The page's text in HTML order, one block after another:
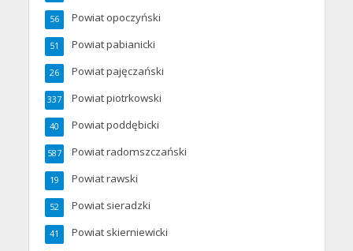
Powiat opoczyński
56
Powiat pabianicki
51
Powiat pajęczański
26
Powiat piotrkowski
337
Powiat poddębicki
40
Powiat radomszczański
587
Powiat rawski
19
Powiat sieradzki
52
Powiat skierniewicki
41